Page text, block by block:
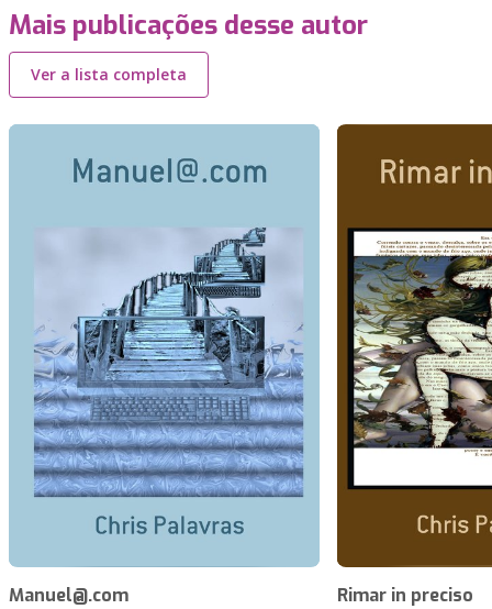
Mais publicações desse autor
Ver a lista completa
Manuel@.com Rimar in preciso